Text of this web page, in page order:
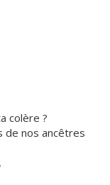
colère ?
de nos ancêtres